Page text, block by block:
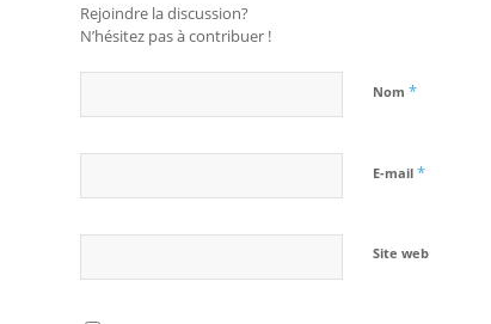
Rejoindre la discussion?
N’hésitez pas à contribuer !
Nom *
E-mail *
Site web